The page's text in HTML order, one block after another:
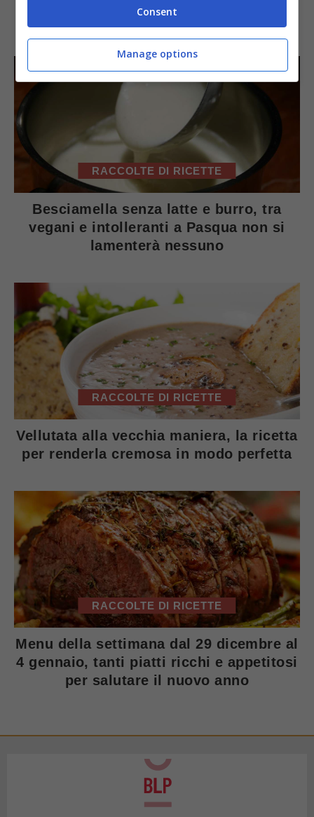
POTREBBE INTERESSARTI
RACCOLTE DI RICETTE
Besciamella senza latte e burro, tra
vegani e intolleranti a Pasqua non si
lamenterà nessuno
RACCOLTE DI RICETTE
Vellutata alla vecchia maniera, la ricetta
per renderla cremosa in modo perfetta
RACCOLTE DI RICETTE
Menu della settimana dal 29 dicembre al
4 gennaio, tanti piatti ricchi e appetitosi
per salutare il nuovo anno
Consent
Manage options